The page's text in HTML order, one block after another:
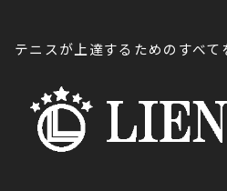
テニスが上達するためのすべて